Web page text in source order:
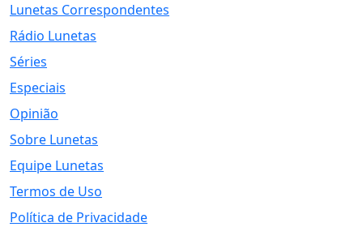
Lunetas Correspondentes
Rádio Lunetas
Séries
Especiais
Opinião
Sobre Lunetas
Equipe Lunetas
Termos de Uso
Política de Privacidade